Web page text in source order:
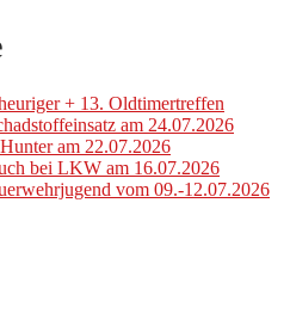
+ 13. Oldtimertreffen
am 24.07.2026
am 22.07.2026
bei LKW am 16.07.2026
vom 09.-12.07.2026